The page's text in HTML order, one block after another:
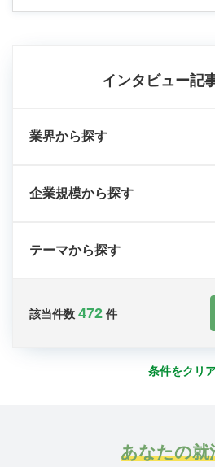
インタビュー記
業界から探す
企業規模から探す
テーマから探す
該当件数 472 件
条件をクリ
あなたの就